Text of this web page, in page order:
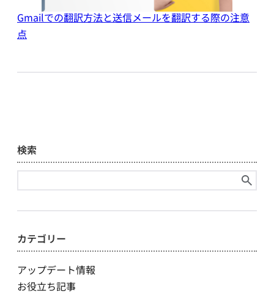
Gmailでの翻訳方法と送信メールを翻訳する際の注意
点
検索
索:
カテゴリー
アップデート情報
お役立ち記事